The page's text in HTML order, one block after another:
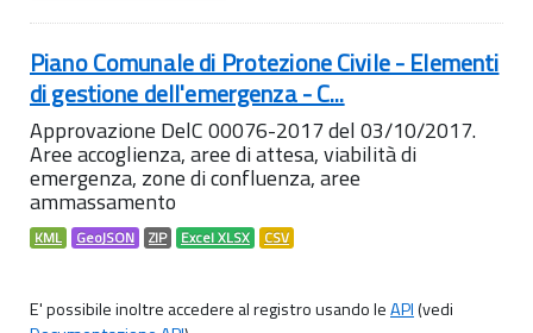
Piano Comunale di Protezione Civile - Elementi
di gestione dell'emergenza - C...
Approvazione DelC 00076-2017 del 03/10/2017.
Aree accoglienza, aree di attesa, viabilità di
emergenza, zone di confluenza, aree
ammassamento
KML GeoJSON ZIP Excel XLSX CSV
E' possibile inoltre accedere al registro usando leAPI(vedi